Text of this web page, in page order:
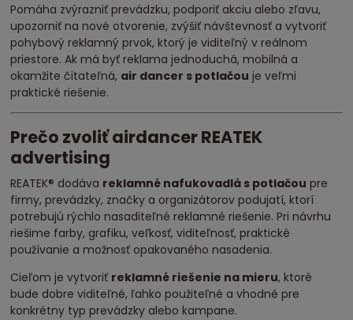
Pomáha zvýrazniť prevádzku, podporiť akciu alebo zľavu,
upozorniť na nové otvorenie, zvýšiť návštevnosť a vytvoriť
pohybový reklamný prvok, ktorý je viditeľný v reálnom
priestore. Ak má byť reklama jednoduchá, mobilná a
okamžite čitateľná, air dancer s potlačou je veľmi
praktické riešenie.
Prečo zvoliť airdancer REATEK
advertising
REATEK® dodáva reklamné nafukovadlá s potlačou pre
firmy, prevádzky, značky a organizátorov podujatí, ktorí
potrebujú rýchlo nasaditeľné reklamné riešenie. Pri návrhu
riešime farby, grafiku, veľkosť, viditeľnosť, praktické
používanie a možnosť opakovaného nasadenia.
Cieľom je vytvoriť reklamné riešenie na mieru, ktoré
bude dobre viditeľné, ľahko použiteľné a vhodné pre
konkrétny typ prevádzky alebo kampane.